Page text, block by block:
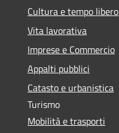
Cultura e tempo libero
Vita lavorativa
Imprese e Commercio
Appalti pubblici
Catasto e urbanistica
Turismo
Mobilità e trasporti